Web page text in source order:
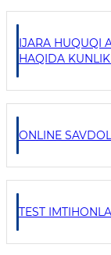
IJARA HUQUQI
HAQIDA
ONLINE
TEST